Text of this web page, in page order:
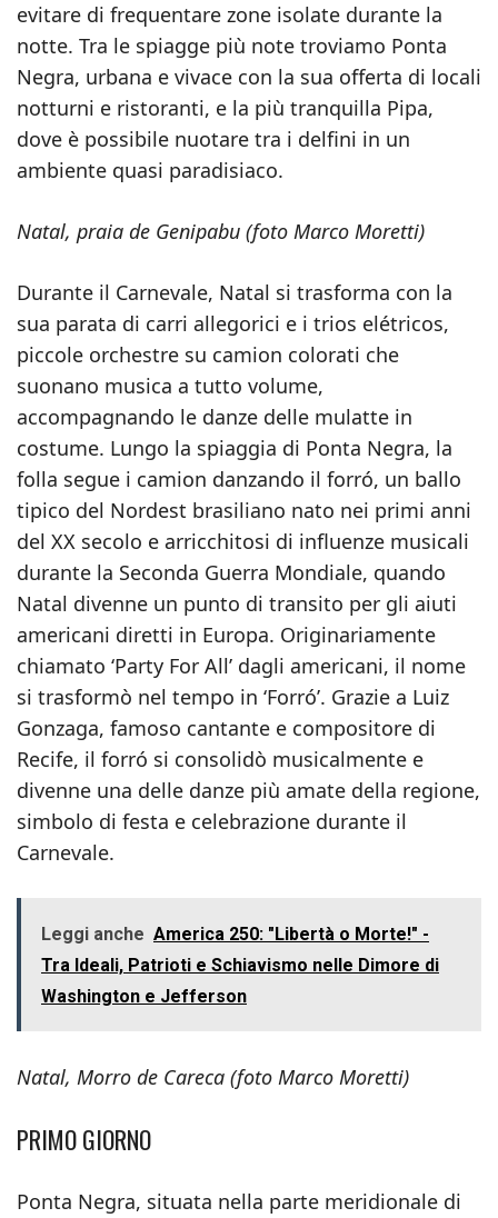
evitare di frequentare zone isolate durante la
notte. Tra le spiagge più note troviamo Ponta
Negra, urbana e vivace con la sua offerta di locali
notturni e ristoranti, e la più tranquilla Pipa,
dove è possibile nuotare tra i delfini in un
ambiente quasi paradisiaco.
Natal, praia de Genipabu (foto Marco Moretti)
Durante il Carnevale, Natal si trasforma con la
sua parata di carri allegorici e i trios elétricos,
piccole orchestre su camion colorati che
suonano musica a tutto volume,
accompagnando le danze delle mulatte in
costume. Lungo la spiaggia di Ponta Negra, la
folla segue i camion danzando il forró, un ballo
tipico del Nordest brasiliano nato nei primi anni
del XX secolo e arricchitosi di influenze musicali
durante la Seconda Guerra Mondiale, quando
Natal divenne un punto di transito per gli aiuti
americani diretti in Europa. Originariamente
chiamato ‘Party For All’ dagli americani, il nome
si trasformò nel tempo in ‘Forró’. Grazie a Luiz
Gonzaga, famoso cantante e compositore di
Recife, il forró si consolidò musicalmente e
divenne una delle danze più amate della regione,
simbolo di festa e celebrazione durante il
Carnevale.
Leggi anche America 250: "Libertà o Morte!" -
Tra Ideali, Patrioti e Schiavismo nelle Dimore di
Washington e Jefferson
Natal, Morro de Careca (foto Marco Moretti)
PRIMO GIORNO
Ponta Negra, situata nella parte meridionale di